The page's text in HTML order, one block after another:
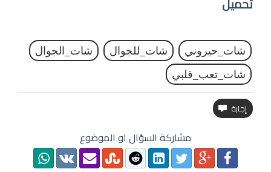
شات_حيروني شات_للجوال
شات_الجوال
شات_تعب_قلبي
مشاركة السؤال او الموضوع